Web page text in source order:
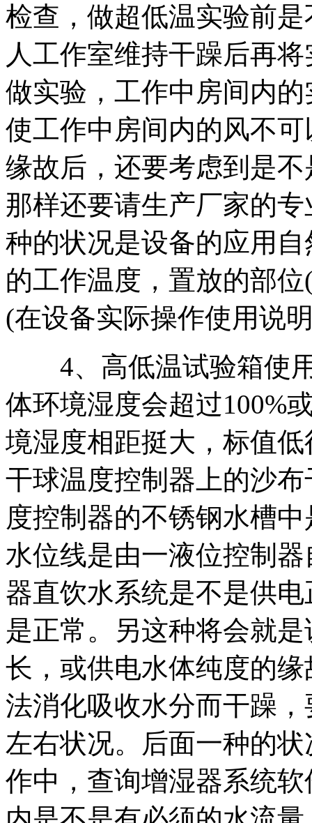
检查，做超低温实验前
人工作室维持干躁后再
做实验，工作中房间内
使工作中房间内的风不
缘故后，还要考虑到是
那样还要请生产厂家的
种的状况是设备的应用
的工作温度，置放的部
(在设备实际操作使用说
4、高低温试验箱使用
体环境湿度会超过100%
境湿度相距挺大，标值
干球温度控制器上的沙
度控制器的不锈钢水槽
水位线是由一液位控制
器直饮水系统是不是供
是正常。另这种将会就
长，或供电水体纯度的
法消化吸收水分而干躁
左右状况。后面一种的
作中，查询增湿器系统